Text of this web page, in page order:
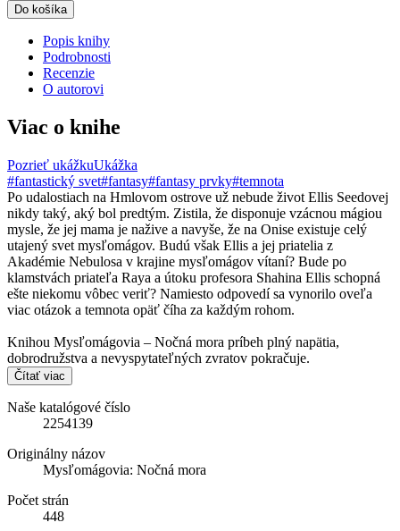
Do košíka
Popis knihy
Podrobnosti
Recenzie
O autorovi
Viac o knihe
Pozrieť ukážkuUkážka
#fantastický svet#fantasy#fantasy prvky#temnota
Po udalostiach na Hmlovom ostrove už nebude život Ellis Seedovej
nikdy taký, aký bol predtým. Zistila, že disponuje vzácnou mágiou
mysle, že jej mama je nažive a navyše, že na Onise existuje celý
utajený svet mysľomágov. Budú však Ellis a jej priatelia z
Akadémie Nebulosa v krajine mysľomágov vítaní? Bude po
klamstvách priateľa Raya a útoku profesora Shahina Ellis schopná
ešte niekomu vôbec veriť? Namiesto odpovedí sa vynorilo oveľa
viac otázok a temnota opäť číha za každým rohom.
Knihou Mysľomágovia – Nočná mora príbeh plný napätia,
dobrodružstva a nevyspytateľných zvratov pokračuje.
Čítať viac
Naše katalógové číslo
2254139
Originálny názov
Mysľomágovia: Nočná mora
Počet strán
448